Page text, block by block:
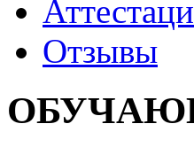
Отзывы